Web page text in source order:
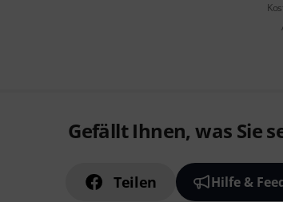
Gefällt Ihnen, was Sie
Teilen Hilfe &